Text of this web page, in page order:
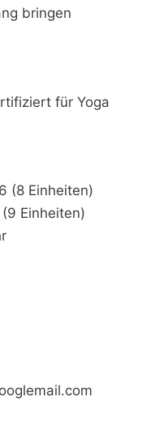
bringen
für Yoga
(8 Einheiten)
Einheiten)